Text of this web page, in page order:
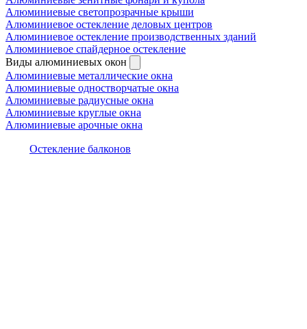
Алюминиевые светопрозрачные крыши
Алюминиевое остекление деловых центров
Алюминиевое остекление производственных зданий
Алюминиевое спайдерное остекление
Виды алюминиевых окон
Алюминиевые металлические окна
Алюминиевые одностворчатые окна
Алюминиевые радиусные окна
Алюминиевые круглые окна
Алюминиевые арочные окна
Остекление балконов